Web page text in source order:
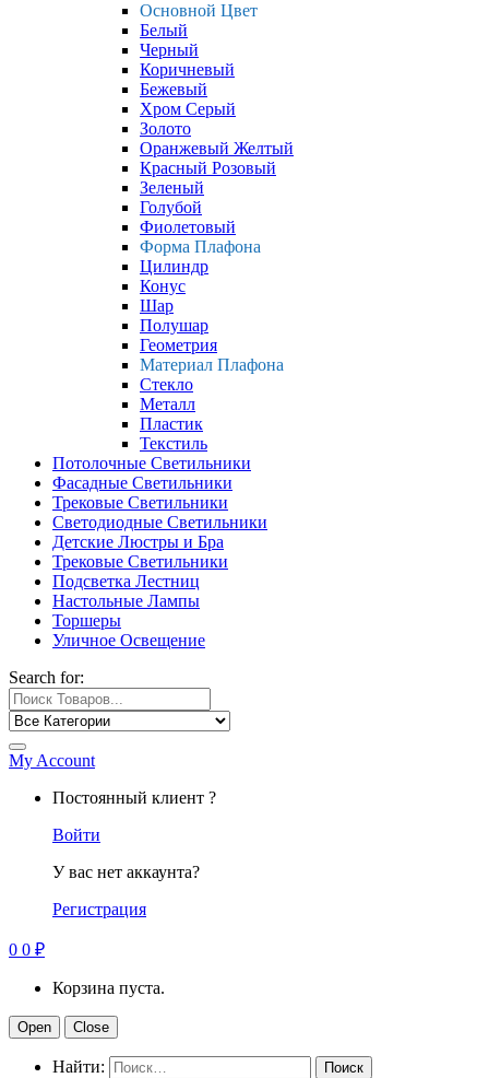
Основной Цвет
Белый
Черный
Коричневый
Бежевый
Хром Серый
Золото
Оранжевый Желтый
Красный Розовый
Зеленый
Голубой
Фиолетовый
Форма Плафона
Цилиндр
Конус
Шар
Полушар
Геометрия
Материал Плафона
Стекло
Металл
Пластик
Текстиль
Потолочные Светильники
Фасадные Светильники
Трековые Светильники
Светодиодные Светильники
Детские Люстры и Бра
Трековые Светильники
Подсветка Лестниц
Настольные Лампы
Торшеры
Уличное Освещение
Search for:
My Account
Постоянный клиент ?
Войти
У вас нет аккаунта?
Регистрация
0 0 ₽
Корзина пуста.
Open Close
Найти: